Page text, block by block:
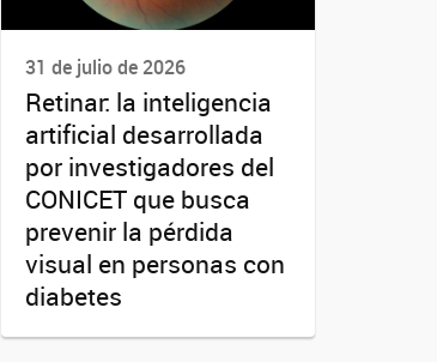
31 de julio de 2026
Retinar: la inteligencia
artificial desarrollada
por investigadores del
CONICET que busca
prevenir la pérdida
visual en personas con
diabetes